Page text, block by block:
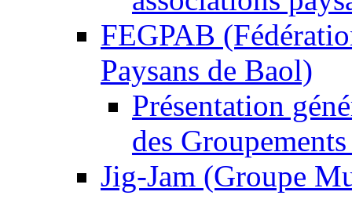
FEGPAB
Paysans de Baol)
Présentation
des
Jig-Jam (Groupe